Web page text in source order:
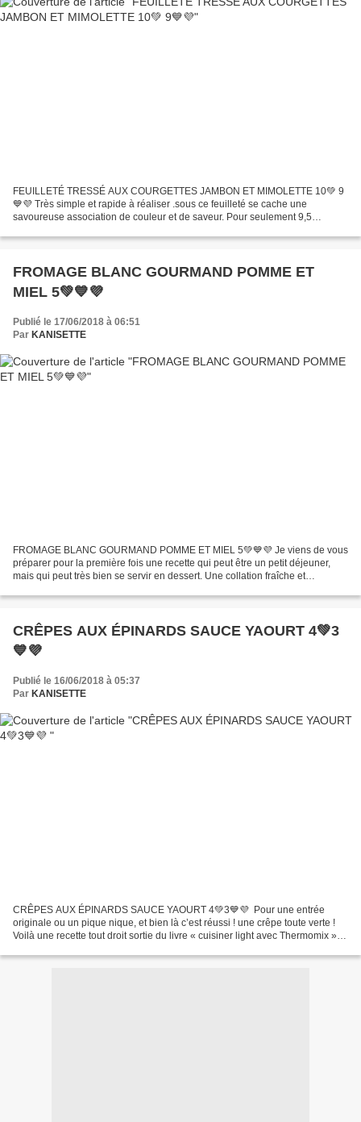
FEUILLETÉ TRESSÉ AUX COURGETTES JAMBON ET MIMOLETTE 10💚 9
💙💜 Très simple et rapide à réaliser .sous ce feuilleté se cache une
savoureuse association de couleur et de saveur. Pour seulement 9,5
FROMAGE BLANC GOURMAND POMME ET
MIEL 5💚💙💜
Publié le 17/06/2018 à 06:51
Par KANISETTE
FROMAGE BLANC GOURMAND POMME ET MIEL 5💚💙💜 Je viens de vous
préparer pour la première fois une recette qui peut être un petit déjeuner,
mais qui peut très bien se servir en dessert. Une collation fraîche et
CRÊPES AUX ÉPINARDS SAUCE YAOURT 4💚3
💙💜
Publié le 16/06/2018 à 05:37
Par KANISETTE
CRÊPES AUX ÉPINARDS SAUCE YAOURT 4💚3💙💜 Pour une entrée
originale ou un pique nique, et bien là c’est réussi ! une crêpe toute verte !
Voilà une recette tout droit sortie du livre « cuisiner light avec Thermomix » ,